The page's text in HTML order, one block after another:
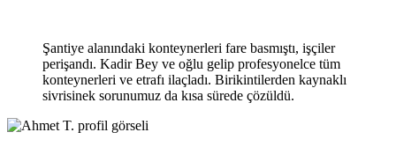
Şantiye alanındaki konteynerleri fare basmıştı, işçiler
perişandı. Kadir Bey ve oğlu gelip profesyonelce tüm
konteynerleri ve etrafı ilaçladı. Birikintilerden kaynaklı
sivrisinek sorunumuz da kısa sürede çözüldü.